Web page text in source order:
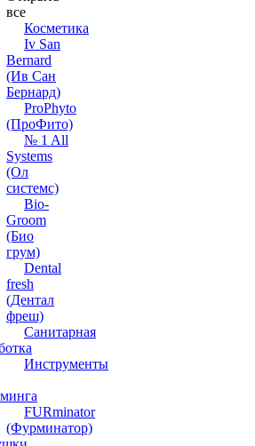
все
Косметика
Iv San
Bernard
(Ив Сан
Бернард)
ProPhyto
(ПроФито)
№ 1 All
Systems
(Ол
системс)
Bio-
Groom
(Био
грум)
Dental
fresh
(Дентал
фреш)
Санитарная
Инструменты
FURminator
(Фурминатор)